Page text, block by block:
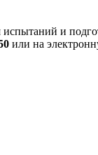
и
или на